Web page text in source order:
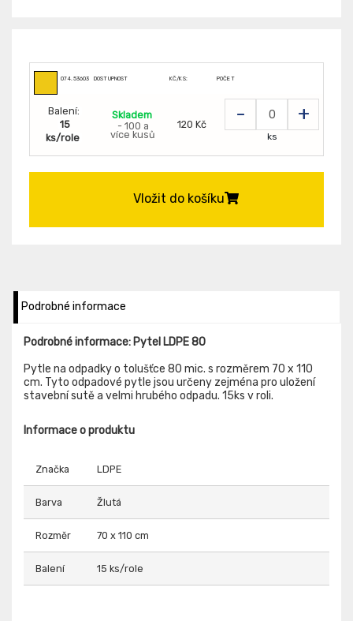
074.53603 DOSTUPNOST KČ/KS: POČET
Balení:
15
ks/role
Skladem
- 100 a
více kusů
120 Kč - +
ks
Vložit do košíku
Podrobné informace
Podrobné informace: Pytel LDPE 80
Pytle na odpadky o tolušťce 80 mic. s rozměrem 70 x 110
cm. Tyto odpadové pytle jsou určeny zejména pro uložení
stavební sutě a velmi hrubého odpadu. 15ks v roli.
Informace o produktu
Značka LDPE
Barva Žlutá
Rozměr 70 x 110 cm
Balení 15 ks/role